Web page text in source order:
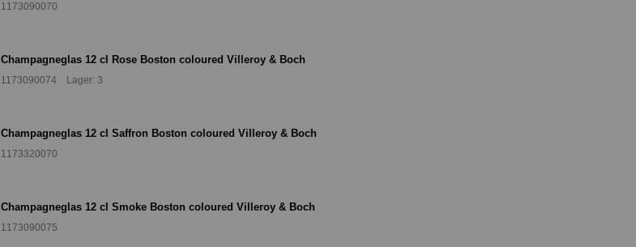
1173090070
Champagneglas 12 cl Rose Boston coloured Villeroy & Boch
1173090074 Lager: 3
Champagneglas 12 cl Saffron Boston coloured Villeroy & Boch
1173320070
Champagneglas 12 cl Smoke Boston coloured Villeroy & Boch
1173090075